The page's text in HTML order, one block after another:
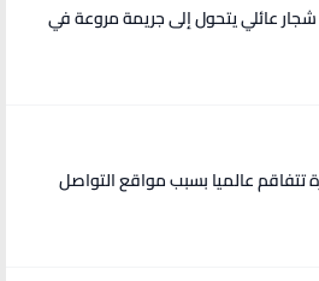
راح ضحيتها رجل على يد ابنه .. شجار عائلي يتحول إلى جريمة مروعة في
مفرط .. ظاهرة تتفاقم عالميا بسبب مواقع التواصل